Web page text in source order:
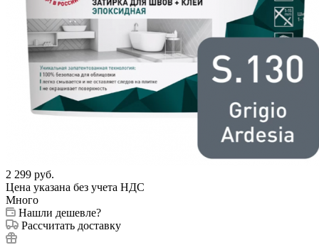
2 299 руб.
Цена указана без учета НДС
Много
Нашли дешевле?
Рассчитать доставку